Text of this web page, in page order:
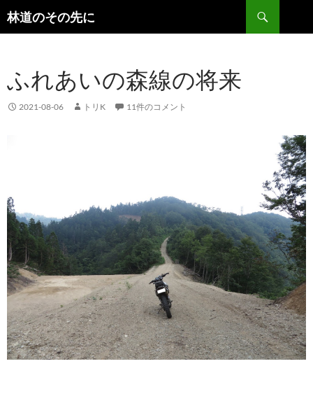
林道のその先に
検
索
ン
ツ
へ
ふれあいの森線の将来
2021-08-06 トリK 11件のコメント